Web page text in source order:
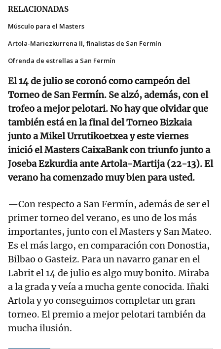
RELACIONADAS
Músculo para el Masters
Artola-Mariezkurrena II, finalistas de San Fermín
Ofrenda de estrellas a San Fermín
El 14 de julio se coronó como campeón del
Torneo de San Fermín. Se alzó, además, con el
trofeo a mejor pelotari. No hay que olvidar que
también está en la final del Torneo Bizkaia
junto a Mikel Urrutikoetxea y este viernes
inició el Masters CaixaBank con triunfo junto a
Joseba Ezkurdia ante Artola-Martija (22-13). El
verano ha comenzado muy bien para usted.
—Con respecto a San Fermín, además de ser el
primer torneo del verano, es uno de los más
importantes, junto con el Masters y San Mateo.
Es el más largo, en comparación con Donostia,
Bilbao o Gasteiz. Para un navarro ganar en el
Labrit el 14 de julio es algo muy bonito. Miraba
a la grada y veía a mucha gente conocida. Iñaki
Artola y yo conseguimos completar un gran
torneo. El premio a mejor pelotari también da
mucha ilusión.